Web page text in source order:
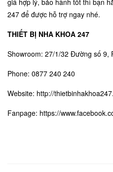
giá hợp lý, bảo hành tốt thì bạn
247 để được hỗ trợ ngay nhé.
THIẾT BỊ NHA KHOA 247
Showroom: 27/1/32 Đường số 9,
Phone: 0877 240 240
Website: http://
Fanpage: https://